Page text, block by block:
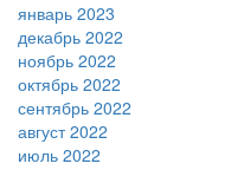
январь 2023
декабрь 2022
ноябрь 2022
октябрь 2022
сентябрь 2022
август 2022
июль 2022